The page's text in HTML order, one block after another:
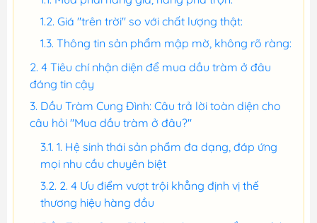
Giá "trên trời" so với chất lượng thật:
Thông tin sản phẩm mập mờ, không rõ ràng:
4 Tiêu chí nhận diện để mua dầu tràm ở đâu
đáng tin cậy
Dầu Tràm Cung Đình: Câu trả lời toàn diện cho
câu hỏi "Mua dầu tràm ở đâu?"
1. Hệ sinh thái sản phẩm đa dạng, đáp ứng
mọi nhu cầu chuyên biệt
2. 4 Ưu điểm vượt trội khẳng định vị thế
thương hiệu hàng đầu